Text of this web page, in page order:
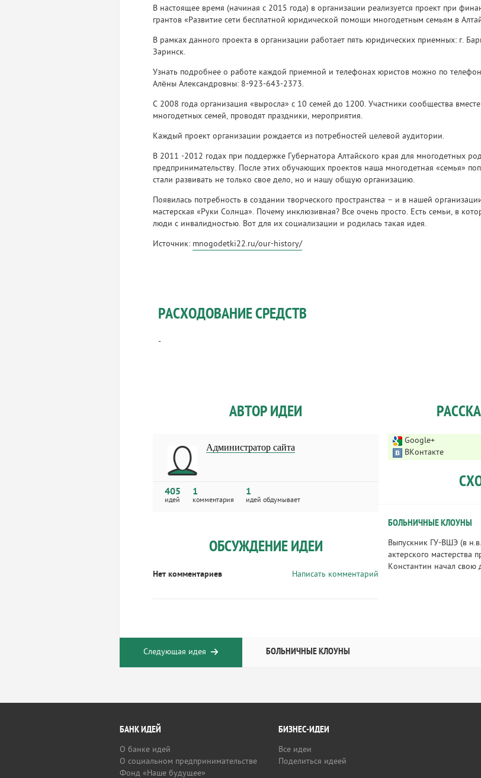
В настоящее время (начиная с 2015 года) в организации реализуется проект при
грантов «Развитие сети бесплатной юридической помощи многодетным семьям в
В рамках данного проекта в организации работает пять юридических приемных: г.
Заринск.
Узнать подробнее о работе каждой приемной и телефонах юристов можно по
Алёны Александровны: 8-923-643-2373.
С 2008 года организация «выросла» с 10 семей до 1200. Участники сообщества
многодетных семей, проводят праздники, мероприятия.
Каждый проект организации рождается из потребностей целевой аудитории.
В 2011 -2012 годах при поддержке Губернатора Алтайского края для многодетных
предпринимательству. После этих обучающих проектов наша многодетная «семья»
стали развивать не только свое дело, но и нашу общую организацию.
Появилась потребность в создании творческого пространства – и в нашей
мастерская «Руки Солнца». Почему инклюзивная? Все очень просто. Есть семьи, в
люди с инвалидностью. Вот для их социализации и родилась такая идея.
Источник: mnogodetki22.ru/our-history/
РАСХОДОВАНИЕ СРЕДСТВ
-
АВТОР ИДЕИ
Администратор сайта
405
идей
1
комментария
1
идей обдумывает
ОБСУЖДЕНИЕ ИДЕИ
Написать комментарий
Нет комментариев
Google+
ВКонтакте
БОЛЬНИЧНЫЕ КЛОУНЫ
Выпускник ГУ-ВШЭ (в
актерского мастерства
Константин начал свою
Следующая идея БОЛЬНИЧНЫЕ КЛОУНЫ
БАНК ИДЕЙ
О банке идей
О социальном предпринимательстве
Фонд «Наше будущее»
БИЗНЕС-ИДЕИ
Все идеи
Поделиться идеей